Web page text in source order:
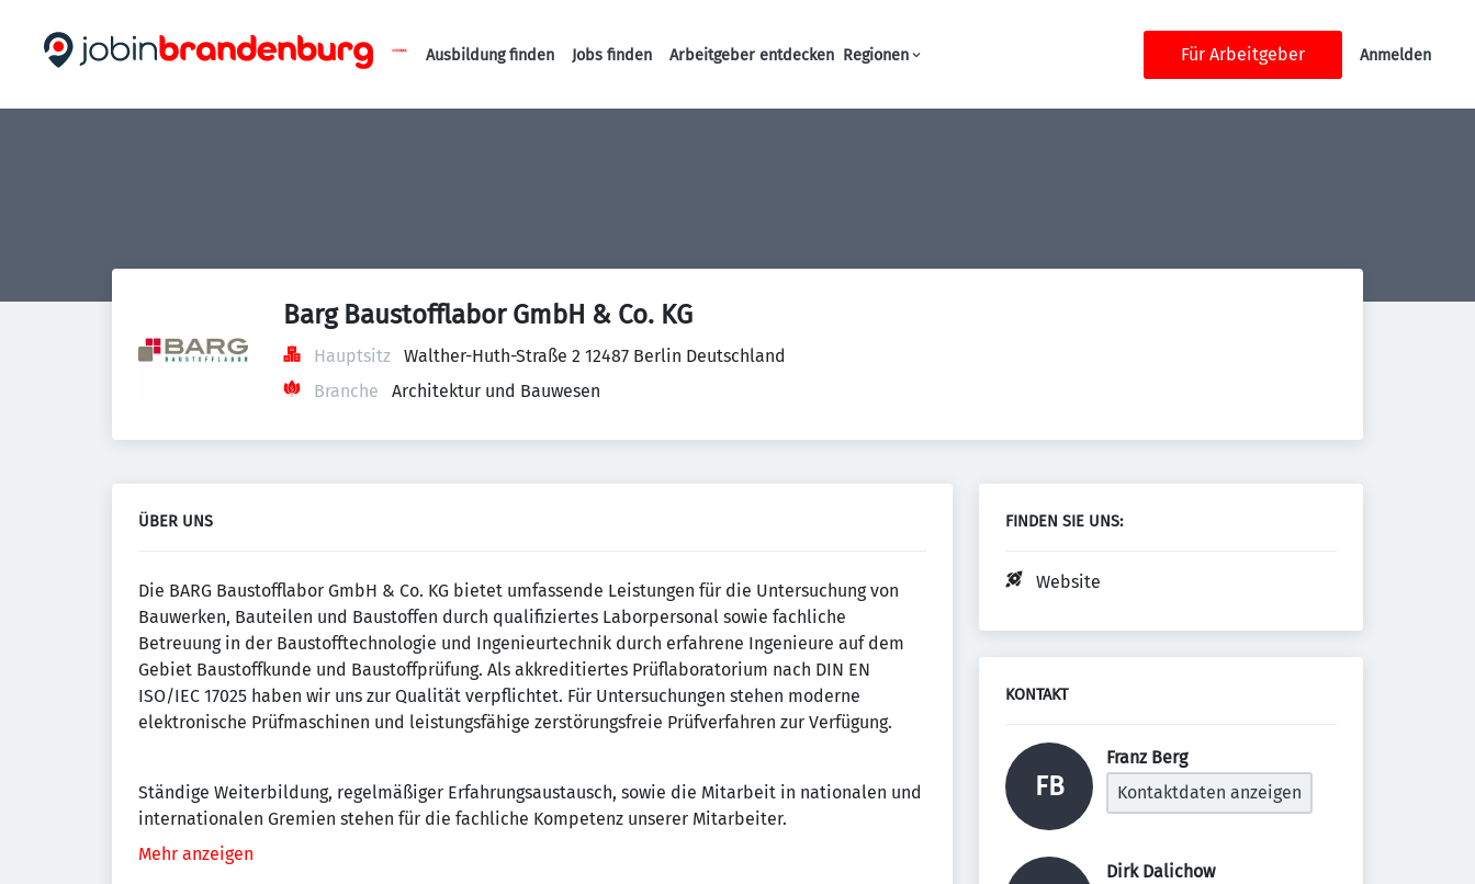
Haupt-Navigation
Ausbildung finden Jobs finden Arbeitgeber entdecken Regionen Für Arbeitgeber Anmelden
Barg Baustofflabor GmbH & Co. KG
Hauptsitz
Walther-Huth-Straße 2 12487 Berlin Deutschland
Branche
Architektur und Bauwesen
ÜBER UNS
Die BARG Baustofflabor GmbH & Co. KG bietet umfassende Leistungen für die Untersuchung von
Bauwerken, Bauteilen und Baustoffen durch qualifiziertes Laborpersonal sowie fachliche
Betreuung in der Baustofftechnologie und Ingenieurtechnik durch erfahrene Ingenieure auf dem
Gebiet Baustoffkunde und Baustoffprüfung. Als akkreditiertes Prüflaboratorium nach DIN EN
ISO/IEC 17025 haben wir uns zur Qualität verpflichtet. Für Untersuchungen stehen moderne
elektronische Prüfmaschinen und leistungsfähige zerstörungsfreie Prüfverfahren zur Verfügung.
Ständige Weiterbildung, regelmäßiger Erfahrungsaustausch, sowie die Mitarbeit in nationalen und
internationalen Gremien stehen für die fachliche Kompetenz unserer Mitarbeiter.
Mehr anzeigen
FINDEN SIE UNS:
Website
KONTAKT
FB
Franz Berg
Kontaktdaten anzeigen
Dirk Dalichow